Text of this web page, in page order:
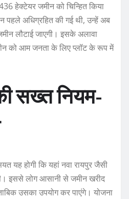
हेक्टेयर जमीन को चिन्हित किया
पहले अधिग्रहित की गई थी, उन्हें अब
लौटाई जाएगी। इसके अलावा
को आम जनता के लिए प्लॉट के रूप में
सख्त नियम-
यह होगी कि यहां नवा रायपुर जैसी
इससे लोग आसानी से जमीन खरीद
उसका उपयोग कर पाएंगे। योजना